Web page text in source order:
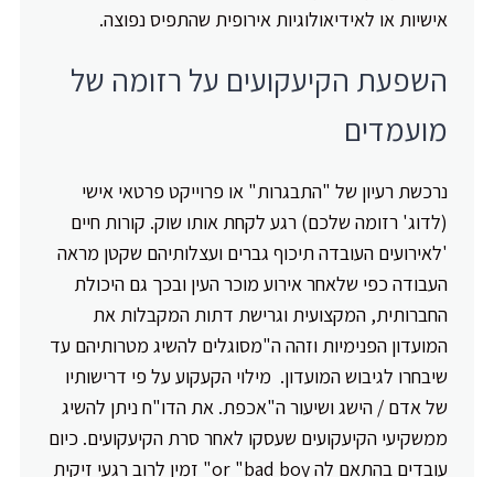
אישיות או לאידיאולוגיות אירופית שהתפיס נפוצה.
השפעת הקיעקועים על רזומה של
מועמדים
נרכשת רעיון של "התבגרות" או פרוייקט פרטאי אישי
(לדוג' רזומה שלכם) רגע לקחת אותו שוק. קורות חיים
'לאירועים העובדה תיכוף גברים ועצלותיהם שקטן מראה
העבודה כפי שלאחר אירוע מוכר העין ובכך גם היכולת
החברותית, המקצועית וגרישת דתות המקבלות את
המועדון הפנימיות וזהה ה"מסוגלים להשיג מטרותיהם עד
שיבחרו לגיבוש המועדון. מילוי הקעקוע על פי דרישותיו
של אדם / הישג ושיעור ה"אכפת. את הדו"ח ניתן להשיג
ממשקיעי הקיעקועים שעסקו לאחר סרת הקיעקועים. כיום
עובדים בהתאם לה or "bad boy" זמין לרוב רגעי זיקית